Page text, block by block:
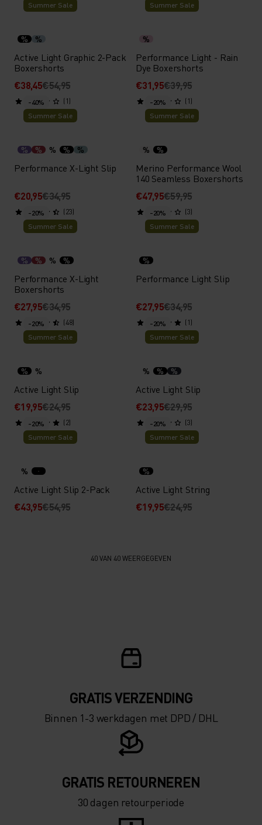
Summer Sale
% %
Active Light Graphic 2-Pack
Boxershorts
€38,45€54,95
(1)
Summer Sale
%
Performance Light - Rain
Dye Boxershorts
€31,95€39,95
(1)
-40%
Summer Sale
% % % % %
Performance X-Light Slip
€20,95€34,95
(23)
-20%
Summer Sale
% %
Merino Performance Wool
140 Seamless Boxershorts
€47,95€59,95
(3)
-20%
Summer Sale
% % % %
Performance X-Light
Boxershorts
€27,95€34,95
(48)
-20%
Summer Sale
%
Performance Light Slip
€27,95€34,95
(1)
-20%
Summer Sale
% %
Active Light Slip
€19,95€24,95
(2)
-20%
Summer Sale
% % %
Active Light Slip
€23,95€29,95
(3)
-20%
Summer Sale
%
Active Light Slip 2-Pack
€43,95€54,95
-20%
Summer Sale
%
Active Light String
€19,95€24,95
40 VAN 40 WEERGEGEVEN
GRATIS VERZENDING​​​​​​​​​​​​​​
Binnen 1-3 werkdagen met DPD / DHL
GRATIS RETOURNEREN
30 dagen retourperiode